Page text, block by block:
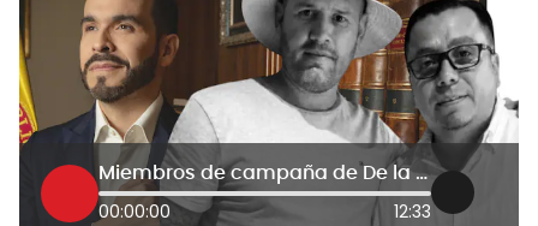
Miembros de campaña de De la Espriella asesinados no tenían antecedentes: Gobernación del Meta
00:00:00 12:33